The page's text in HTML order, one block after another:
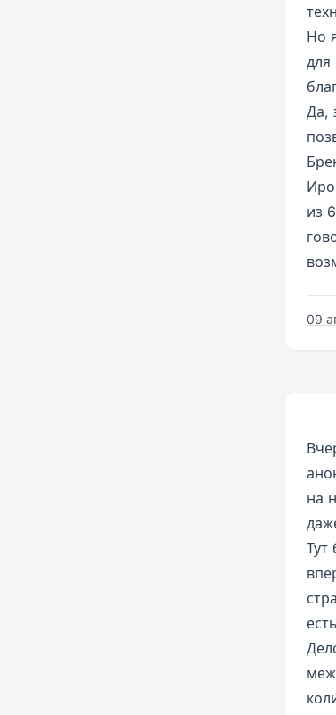
Но
для
Да,
из
09
на
Тут